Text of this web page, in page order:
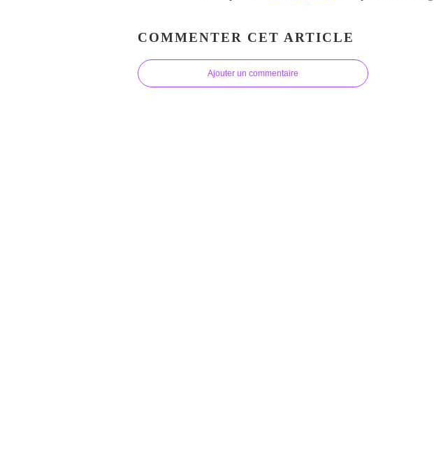
COMMENTER CET ARTICLE
Ajouter un commentaire